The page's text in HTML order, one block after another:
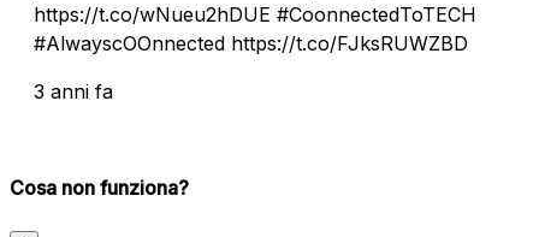
https://t.co/wNueu2hDUE #CoonnectedToTECH
#AlwayscOOnnected https://t.co/FJksRUWZBD
3 anni fa
Cosa non funziona?